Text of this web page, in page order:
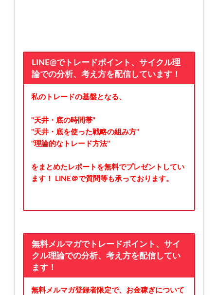
LINE@でトレードポイント、サイクル理
論での分析、考え方を配信しています！
私のトレードの基盤となる、
"天井・底の時間帯"
"天井・底を使った戦略の組み方"
"理論的なトレード方法"
をまとめたレポートを無料でプレゼントしてい
ます！
LINE＠で質問等も承っております。
無料メルマガでトレードポイント、サイ
クル理論での分析、考え方を配信してい
ます！
無料メルマガ登録者限定で、お金稼ぎについて